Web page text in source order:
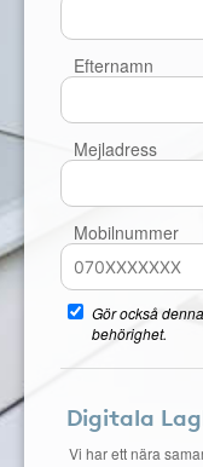
Efternamn
Mejladress
Mobilnummer
Gör också
behörighet.
Digitala
Vi har ett nära